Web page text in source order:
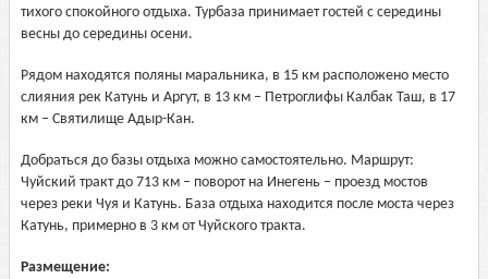
тихого спокойного отдыха. Турбаза принимает гостей с середины
весны до середины осени.
Рядом находятся поляны маральника, в 15 км расположено место
слияния рек Катунь и Аргут, в 13 км – Петроглифы Калбак Таш, в 17
км – Святилище Адыр-Кан.
Добраться до базы отдыха можно самостоятельно. Маршрут:
Чуйский тракт до 713 км – поворот на Инегень – проезд мостов
через реки Чуя и Катунь. База отдыха находится после моста через
Катунь, примерно в 3 км от Чуйского тракта.
Размещение: